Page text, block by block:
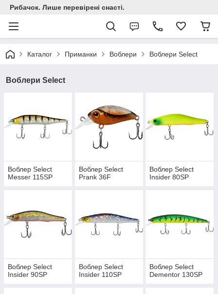
Рибачок. Лише перевірені снасті.
Каталог Приманки Воблери Воблери Select
Воблери Select
Воблер Select
Messer 115SP
Воблер Select
Prank 36F
Воблер Select
Insider 80SP
Воблер Select
Insider 90SP
Воблер Select
Insider 110SP
Воблер Select
Dementor 130SP